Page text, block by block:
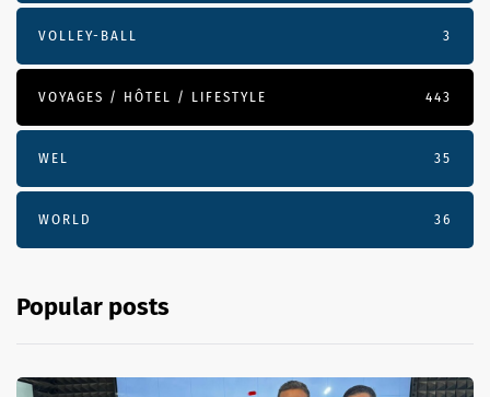
VOLLEY-BALL 3
VOYAGES / HÔTEL / LIFESTYLE 443
WEL 35
WORLD 36
Popular posts